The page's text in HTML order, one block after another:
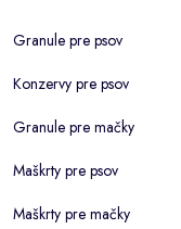
Granule pre psov
Konzervy pre psov
Granule pre mačky
Maškrty pre psov
Maškrty pre mačky